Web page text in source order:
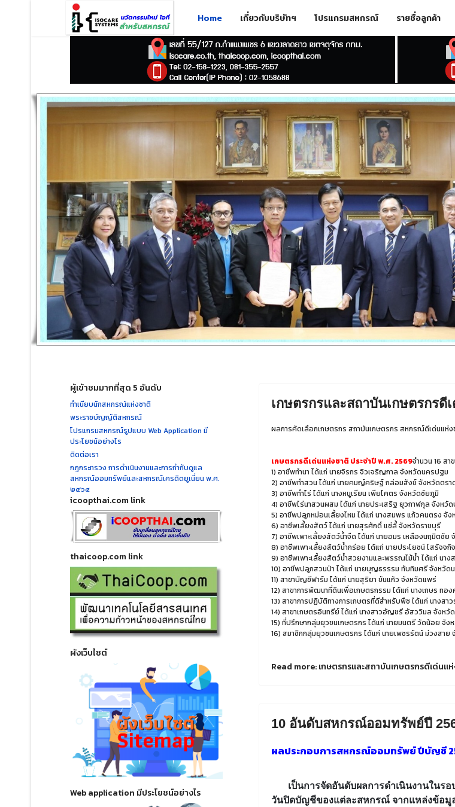
Home เกี่ยวกับบริษัทฯ โปรแกรมสหกรณ์ รายชื่อลูกค้า
ผู้เข้าชมมากที่สุด 5 อันดับ
ทำเนียบนักสหกรณ์แห่งชาติ
พระราชบัญญัติสหกรณ์
โปรแกรมสหกรณ์รูปแบบ Web Application มี
ประโยชน์อย่างไร
ติดต่อเรา
กฎกระทรวง การดำเนินงานและการกำกับดูแล
สหกรณ์ออมทรัพย์และสหกรณ์เครดิตยูเนี่ยน พ.ศ.
๒๕๖๔
icoopthai.com link
thaicoop.com link
ผังเว็บไซต์
Web application มีประโยชน์อย่างไร
เกษตรกรและสถาบันเกษตรกรดี
ผลการคัดเลือกเกษตรกร สถาบันเกษตรกร สหกรณ์ดีเด่นแห่
เกษตรกรดีเด่นแห่งชาติ ประจำปีพ.ศ.2569จำนวน 16 สา
1) อาชีพทำนา ได้แก่ นายจิรกร จิวเจริญกาล จังหวัดนครปฐม
2) อาชีพทำสวน ได้แก่ นายคมญ์คริษฐ์กล่อมสังข์จังหวัดตรา
3) อาชีพทำไร่ ได้แก่ นางหนูเรียน เพียโคตร จังหวัดชัยภูมิ
4) อาชีพไร่นาสวนผสม ได้แก่ นายประเสริฐ ยุวกาฬกุล จังหวัด
5) อาชีพปลูกหม่อนเลี้ยงไหม ได้แก่ นางสมพร แก้วคนตรง จัง
6) อาชีพเลี้ยงสัตว์ได้แก่ นายสุรศักดิ์แซ่ลี้จังหวัดราชบุรี
7) อาชีพเพาะเลี้ยงสัตว์น้ำจืด ได้แก่ นายอมร เหลืองนฤมิตชัย
8) อาชีพเพาะเลี้ยงสัตว์น้ำกร่อย ได้แก่ นายประโยชน์โสรัจจกิจ
9) อาชีพเพาะเลี้ยงสัตว์น้ำสวยงามและพรรณไม้น้ำ ได้แก่ นาง
10) อาชีพปลูกสวนป่า ได้แก่ นายบุญธรรรม ทับทิมศรีจังหวัด
11) สาขาบัญชีฟาร์ม ได้แก่ นายสุริยา ขันแก้ว จังหวัดแพร่
12) สาขาการพัฒนาที่ดินเพื่อเกษตรกรรม ได้แก่ นางเกษร ทอง
13) สาขาการปฏิบัติทางการเกษตรที่ดีสำหรับพืช ได้แก่ นางสา
14) สาขาเกษตรอินทรีย์ได้แก่ นางสาวอัญชรีอัสววิมล จังหวั
15) ที่ปรึกษากลุ่มยุวชนเกษตรกร ได้แก่ นายมนตรีวัดน้อย จัง
16) สมาชิกกลุ่มยุวชนเกษตรกร ได้แก่ นายเพชรรัตน์ม่วงสาย
Read more: เกษตรกรและสถาบันเกษตรกรดีเด่นแ
10 อันดับสหกรณ์ออมทรัพย์ปี
ผลประกอบการสหกรณ์ออมทรัพย์ ปีบัญชี
เป็นการจัดอันดับผลการดำเนินงานในร
วันปิดบัญชีของแต่ละสหกรณ์ จากแหล่งข้อมู